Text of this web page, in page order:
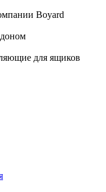
Boyard
для ящиков